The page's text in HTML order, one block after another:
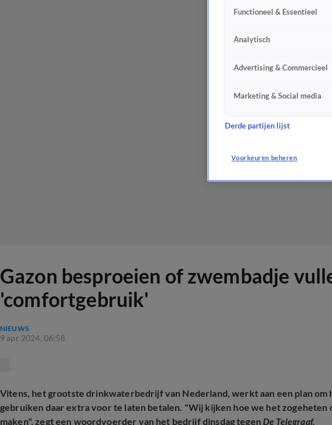
Gazon besproeien of zwembadje
'comfortgebruik'
NIEUWS
9 apr 2024, 06:58
Vitens, het grootste drinkwaterbedrijf van Nederland, werkt aan een plan om
gebruiken daar extra voor te laten betalen. "Wij kijken hoe we het
maken", zegt een woordvoerder van het bedrijf dinsdag tegenDe Telegraaf.
Functioneel & Essentieel
Analytisch
Advertising & Commercieel
Marketing & Social media
Derde partijen lijst
Voorkeuren beheren